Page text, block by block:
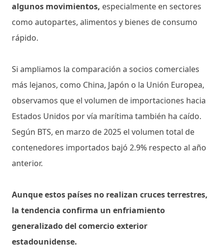
algunos movimientos, especialmente en sectores
como autopartes, alimentos y bienes de consumo
rápido.
Si ampliamos la comparación a socios comerciales
más lejanos, como China, Japón o la Unión Europea,
observamos que el volumen de importaciones hacia
Estados Unidos por vía marítima también ha caído.
Según BTS, en marzo de 2025 el volumen total de
contenedores importados bajó 2.9% respecto al año
anterior.
Aunque estos países no realizan cruces terrestres,
la tendencia confirma un enfriamiento
generalizado del comercio exterior
estadounidense.